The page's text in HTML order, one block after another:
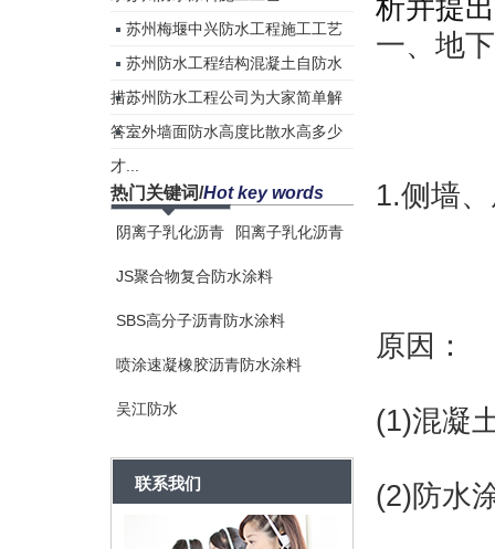
苏州梅堰中兴防水工程施工工艺
苏州防水工程结构混凝土自防水
措...苏州防水工程公司为大家简单解
答...室外墙面防水高度比散水高多少
才...
热门关键词/Hot key words
阴离子乳化沥青 阳离子乳化沥青
JS聚合物复合防水涂料
SBS高分子沥青防水涂料
喷涂速凝橡胶沥青防水涂料
吴江防水
联系我们
析并提
一、地
1.侧墙
原因：
(1)混凝
(2)防水